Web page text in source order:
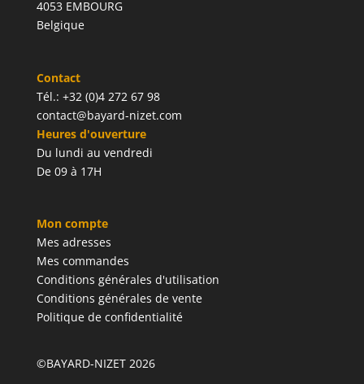
4053 EMBOURG
Belgique
Contact
Tél.: +32 (0)4 272 67 98
contact@bayard-nizet.com
Heures d'ouverture
Du lundi au vendredi
De 09 à 17H
Mon compte
Mes adresses
Mes commandes
Conditions générales d'utilisation
Conditions générales de vente
Politique de confidentialité
©BAYARD-NIZET 2026